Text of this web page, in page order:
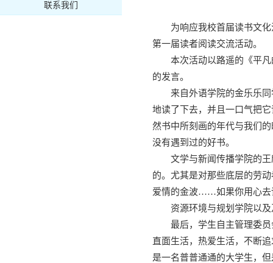
联系我们
为响应我校首届读书文
第一届读者阅读交流活动。
本次活动以路遥的《平
的发言。
来自外语学院的金乐乐
地读了下去，并且一口气把
然书中所刻画的年代与我们
没有遇到过的好书。
文学与新闻传播学院的
的。尤其是对那些底层的劳
爱情的金波……如果你用心去
资源环境与规划学院以
最后，学生自主管理委
直面生活，热爱生活，不断
是一名普普通通的大学生，